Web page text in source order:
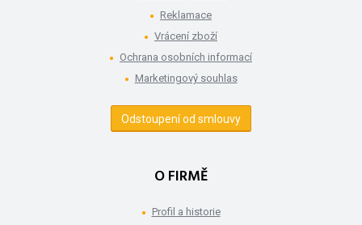
Reklamace
Vrácení zboží
Ochrana osobních informací
Marketingový souhlas
Odstoupení od smlouvy
O FIRMĚ
Profil a historie